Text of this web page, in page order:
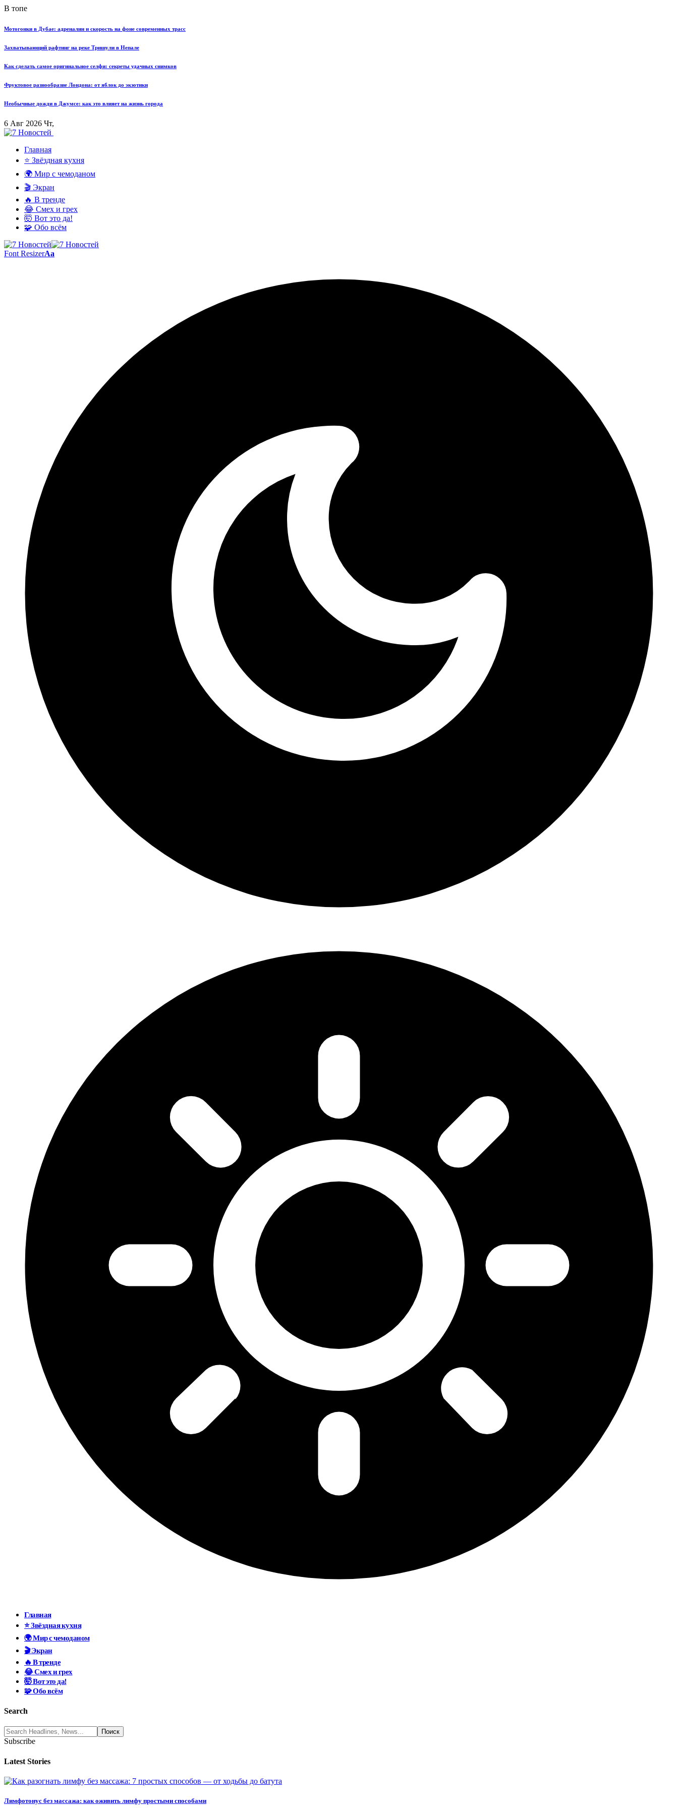
В топе
Мотогонки в Дубае: адреналин и скорость на фоне современных трасс
Захватывающий рафтинг на реке Тришули в Непале
Как сделать самое оригинальное селфи: секреты удачных снимков
Фруктовое разнообразие Лондона: от яблок до экзотики
Необычные дожди в Джумсе: как это влияет на жизнь города
6 Авг 2026 Чт,
Главная
⭐ Звёздная кухня
🌍 Мир с чемоданом
🎬 Экран
🔥 В тренде
😂 Смех и грех
🤯 Вот это да!
🧩 Обо всём
Font ResizerAa
Главная
⭐ Звёздная кухня
🌍 Мир с чемоданом
🎬 Экран
🔥 В тренде
😂 Смех и грех
🤯 Вот это да!
🧩 Обо всём
Search
Subscribe
Latest Stories
Лимфотонус без массажа: как оживить лимфу простыми способами